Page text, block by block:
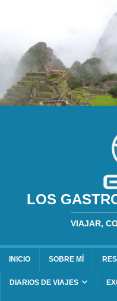
LOS
VIAJAR,
INICIO SOBRE MÍ
DIARIOS DE VIAJES